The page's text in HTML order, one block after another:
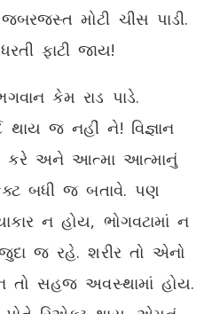
મોટી ચીસ પાડી.
ફાટી જાય!
કેમ રાડ પાડે.
જ નહીં ને! વિજ્ઞાન
અને આત્મા આત્માનું
બધી જ બતાવે. પણ
ન હોય, ભોગવટામાં ન
જ રહે. શરીર તો એનો
સહજ અવસ્થામાં હોય.